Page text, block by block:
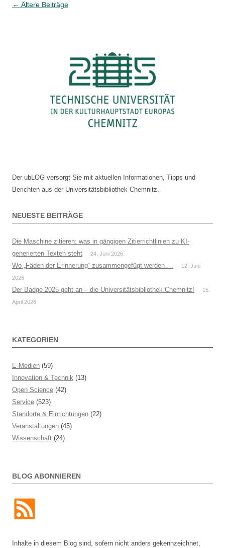
Beitragsnavigation
← Ältere Beiträge
Der ubLOG versorgt Sie mit aktuellen Informationen, Tipps und
Berichten aus der Universitätsbibliothek Chemnitz.
NEUESTE BEITRÄGE
Die Maschine zitieren: was in gängigen Zitierrichtlinien zu KI-
generierten Texten steht
24. Juni 2026
Wo „Fäden der Erinnerung“ zusammengefügt werden …
12. Juni
2026
Der Badge 2025 geht an – die Universitätsbibliothek Chemnitz!
15.
April 2026
KATEGORIEN
E-Medien (59)
Innovation & Technik (13)
Open Science (42)
Service (523)
Standorte & Einrichtungen (22)
Veranstaltungen (45)
Wissenschaft (24)
BLOG ABONNIEREN
Inhalte in diesem Blog sind, sofern nicht anders gekennzeichnet,